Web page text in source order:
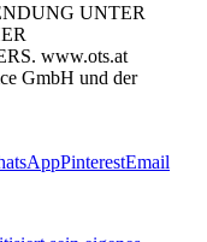
UNTER
www.ots.at
GmbH und der
PinterestEmail